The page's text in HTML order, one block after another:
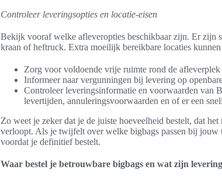
Controleer leveringsopties en locatie-eisen
Bekijk vooraf welke afleveropties beschikbaar zijn. Er zijn
kraan of heftruck. Extra moeilijk bereikbare locaties
Zorg voor voldoende vrije ruimte rond de
Informeer naar vergunningen bij levering op
Controleer leveringsinformatie en voorwaarden van
levertijden, annuleringsvoorwaarden en of er een
Zo weet je zeker dat je de juiste hoeveelheid bestelt, dat
verloopt. Als je twijfelt over welke bigbags passen bij jouw
voordat je definitief bestelt.
Waar bestel je betrouwbare bigbags en wat zijn